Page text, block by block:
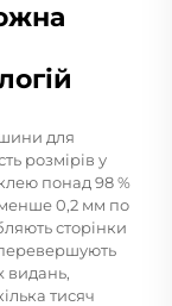
для
розмірів у
понад 98 %
менше 0,2 мм по
сторінки
перевершують
видань,
тисяч